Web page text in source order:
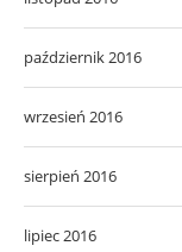
październik 2016
wrzesień 2016
sierpień 2016
lipiec 2016